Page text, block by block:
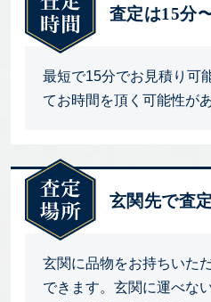
査定は15分
最短で15分でお見積り可
てお時間を頂く可能性が
玄関先で査定
玄関に品物をお持ちいた
できます。玄関に運べな